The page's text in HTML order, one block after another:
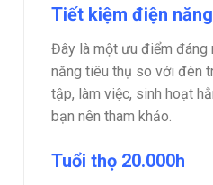
Tiết kiệm điện năng
Đây là một ưu điểm đáng
năng tiêu thụ so với đèn
tập, làm việc, sinh hoạt
bạn nên tham khảo.
Tuổi thọ 20.000h